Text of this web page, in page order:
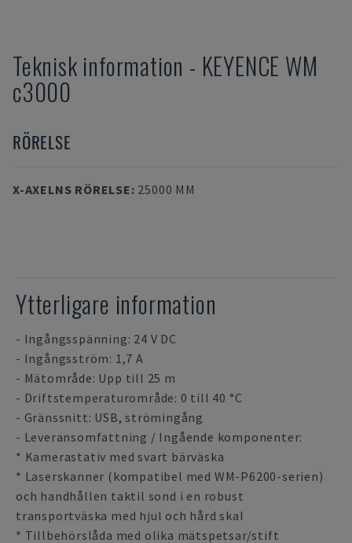
Teknisk information - KEYENCE WM
c3000
RÖRELSE
X-AXELNS RÖRELSE: 25000 MM
Ytterligare information
- Ingångsspänning: 24 V DC
- Ingångsström: 1,7 A
- Mätområde: Upp till 25 m
- Driftstemperaturområde: 0 till 40 °C
- Gränssnitt: USB, strömingång
- Leveransomfattning / Ingående komponenter:
* Kamerastativ med svart bärväska
* Laserskanner (kompatibel med WM-P6200-serien)
och handhållen taktil sond i en robust
transportväska med hjul och hård skal
* Tillbehörslåda med olika mätspetsar/stift